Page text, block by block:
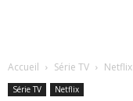
Accueil Série TV Netflix
Série TV Netflix